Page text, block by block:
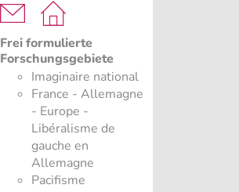
Frei formulierte
Forschungsgebiete
Imaginaire national
France - Allemagne
- Europe -
Libéralisme de
gauche en
Allemagne
Pacifisme